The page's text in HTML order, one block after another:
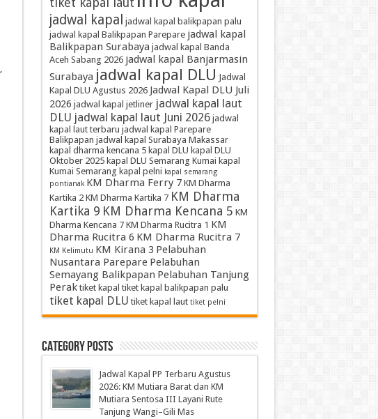
jadwal kapal jadwal kapal balikpapan palu
jadwal kapal Balikpapan Parepare jadwal kapal
Balikpapan Surabaya jadwal kapal Banda
Aceh Sabang 2026 jadwal kapal Banjarmasin
Surabaya jadwal kapal DLU Jadwal
Kapal DLU Agustus 2026 Jadwal Kapal DLU Juli
2026 jadwal kapal jetliner jadwal kapal laut
DLU jadwal kapal laut Juni 2026 jadwal
kapal laut terbaru jadwal kapal Parepare
Balikpapan jadwal kapal Surabaya Makassar
kapal dharma kencana 5 kapal DLU kapal DLU
Oktober 2025 kapal DLU Semarang Kumai kapal
Kumai Semarang kapal pelni kapal semarang
pontianak KM Dharma Ferry 7 KM Dharma
Kartika 2 KM Dharma Kartika 7 KM Dharma
Kartika 9 KM Dharma Kencana 5 KM
Dharma Kencana 7 KM Dharma Rucitra 1 KM
Dharma Rucitra 6 KM Dharma Rucitra 7
KM Kelimutu KM Kirana 3 Pelabuhan
Nusantara Parepare Pelabuhan
Semayang Balikpapan Pelabuhan Tanjung
Perak tiket kapal tiket kapal balikpapan palu
tiket kapal DLU tiket kapal laut tiket pelni
Category Posts
Jadwal Kapal PP Terbaru Agustus
2026: KM Mutiara Barat dan KM
Mutiara Sentosa III Layani Rute
Tanjung Wangi–Gili Mas